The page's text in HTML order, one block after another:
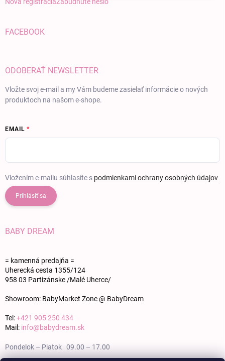
Nová registráciaZabudnuté heslo
FACEBOOK
ODOBERAŤ NEWSLETTER
Vložte svoj e-mail a my Vám budeme zasielať informácie o nových
produktoch na našom e-shope.
EMAIL
Vložením e-mailu súhlasíte s podmienkami ochrany osobných údajov
Prihlásiť sa
BABY DREAM
= kamenná predajňa =
Uherecká cesta 1355/124
958 03 Partizánske /Malé Uherce/
Showroom: BabyMarket Zone @ BabyDream
Tel:+421 905 250 434
Mail: info@babydream.sk
Pondelok – Piatok 09.00 – 17.00